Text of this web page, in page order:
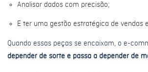
Analisar dados com precisão;
E ter uma gestão estratégica de vendas
Quando essas peças se encaixam, o e-
depender de sorte e passa a depender de